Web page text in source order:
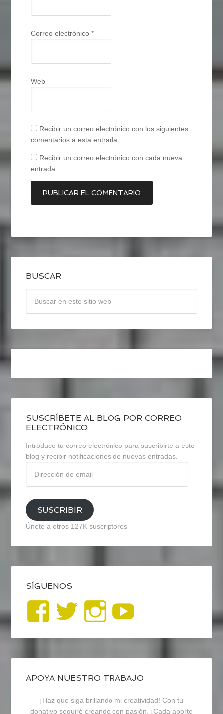
Correo electrónico*
Web
Recibir un correo electrónico con los siguientes
comentarios a esta entrada.
Recibir un correo electrónico con cada nueva
entrada.
BUSCAR
SUSCRÍBETE AL BLOG POR CORREO
ELECTRÓNICO
Introduce tu correo electrónico para suscribirte a este
blog y recibir notificaciones de nuevas entradas.
email
SUSCRIBIR
Únete a otros 127K suscriptores
SÍGUENOS
Ver
perfil
de
blogrecursosep
Ver
perfil
de
recursosep
Ver
perfil
de
recursosep
APOYA NUESTRO TRABAJO
¡Haz que siga brillando mi creatividad! Con tu
donativo seguiré creando con pasión. ¡Cada aporte